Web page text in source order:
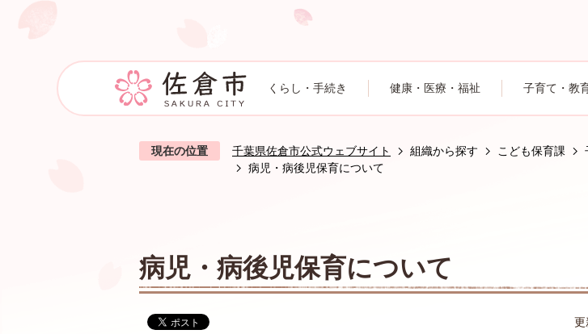
くらし・手続き 健康・医療・福祉 子育て・教
現在の位置 千葉県佐倉市公式ウェブサイト 組織から探す こども保育課
病児・病後児保育について
病児・病後児保育について
更